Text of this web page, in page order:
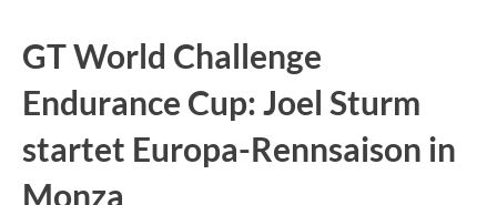
GT World Challenge
Endurance Cup: Joel Sturm
startet Europa-Rennsaison in
Monza